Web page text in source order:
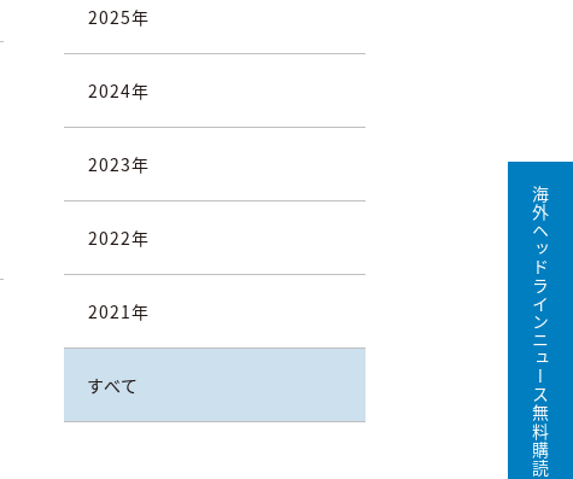
海外ヘッドラインニュース無料購読
2025年
2024年
2023年
2022年
2021年
すべて